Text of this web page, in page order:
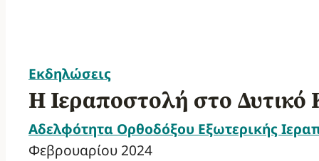
Εκδηλώσεις
Η Ιεραποστολή στο Δυτικό
Αδελφότητα Ορθοδόξου Εξωτερικής
Φεβρουαρίου 2024